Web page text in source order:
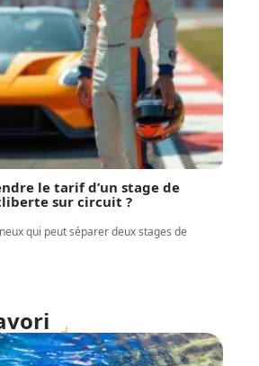
le tarif d’un stage de
sur circuit ?
qui peut séparer deux stages de